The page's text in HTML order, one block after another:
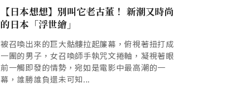
【日本想想】別叫它老古董！ 新潮又時尚
的日本「浮世繪」
被召喚出來的巨大骷髏拉起簾幕，俯視著扭打成
一團的男子，女召喚師手執咒文捲軸，凝視著眼
前一觸即發的情勢，宛如是電影中最高潮的一
幕，誰勝誰負還未可知...